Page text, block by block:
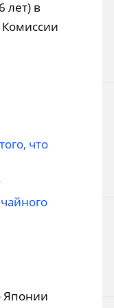
лет) в
что
Японии